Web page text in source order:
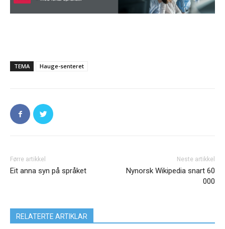
TEMA Hauge-senteret
Førre artikkel
Eit anna syn på språket
Neste artikkel
Nynorsk Wikipedia snart 60
000
RELATERTE ARTIKLAR